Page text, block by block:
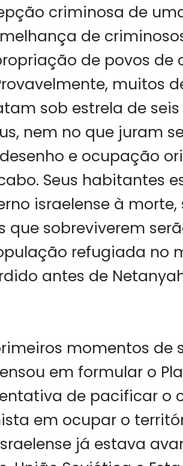
criminosa de
de
de povos de
muitos
sob estrela de
nem no que juram
e ocupação
Seus habitantes
israelense à
que sobreviverem
refugiada no
antes de
momentos de
em formular o
de pacificar o
em ocupar o
já estava